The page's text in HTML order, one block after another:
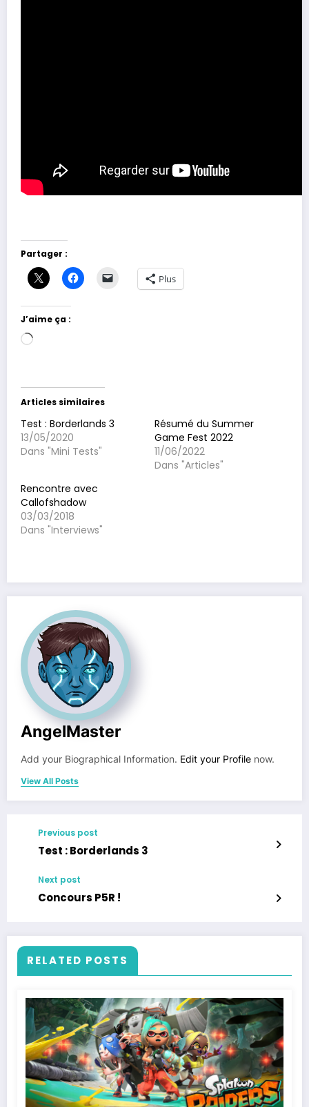
Partager :
Plus
J’aime ça :
Chargement…
Articles similaires
Test : Borderlands 3
13/05/2020
Dans "Mini Tests"
Résumé du Summer
Game Fest 2022
11/06/2022
Dans "Articles"
Rencontre avec
Callofshadow
03/03/2018
Dans "Interviews"
AngelMaster
Add your Biographical Information. Edit your Profile now.
View All Posts
Previous post
Test : Borderlands 3
Next post
Concours P5R !
RELATED POSTS